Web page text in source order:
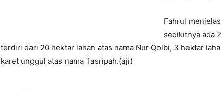
Fahrul
sedikitnya ada
terdiri dari 20 hektar lahan atas nama Nur Qolbi, 3 hektar
karet unggul atas nama Tasripah.(aji)